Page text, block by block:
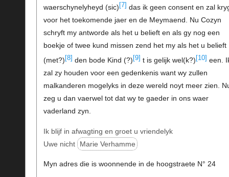
waerschynelyheyd (sic) [7] das ik geen consent en zal
voor het toekomende jaer en de Meymaend. Nu Cozyn
schryft my antworde als het u belieft en als gy nog een
boekje of twee kund missen zend het my als het u belieft
(met?) [8] den bode Kind (?) [9] t is gelijk wel(k?) [10] een.
zal zy houden voor een gedenkenis want wy zullen
malkanderen mogelyks in deze wereld noyt meer zien.
zeg u dan vaerwel tot dat wy te gaeder in ons waer
vaderland zyn.
Ik blijf in afwagting en groet u vriendelyk
Uwe nicht
Marie Verhamme
Myn adres die is woonnende in de hoogstraete N° 24